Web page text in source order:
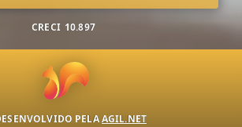
CRECI 10.897
PELAAGIL.NET